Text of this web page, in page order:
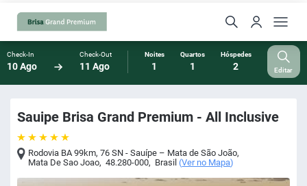
Check-In
10 Ago
Check-Out
11 Ago
Noites
1
Quartos
1
Hóspedes
2 Editar
Sauipe Brisa Grand Premium - All Inclusive
Rodovia BA 99km, 76 SN - Sauípe – Mata de São João,
Mata De Sao Joao, 48.280-000, Brasil (Ver no Mapa)